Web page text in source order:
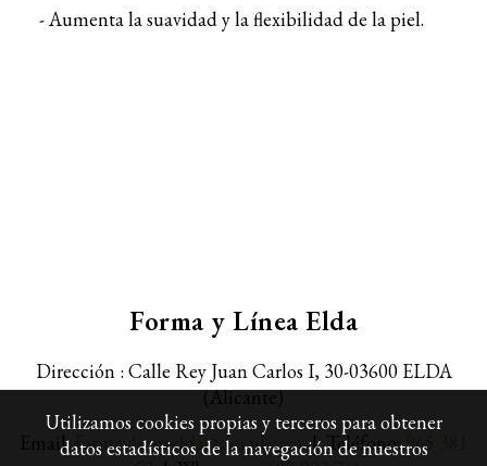
- Aumenta la suavidad y la flexibilidad de la piel.
Forma y Línea Elda
Dirección : Calle Rey Juan Carlos I, 30-03600 ELDA
(Alicante)
Email:formaylineaelda@gmail.com| Teléfono:965 381
Utilizamos cookies propias y terceros para obtener
datos estadísticos de la navegación de nuestros